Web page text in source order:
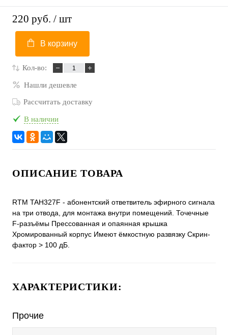
220 руб. / шт
В корзину
Кол-во:
Нашли дешевле
Рассчитать доставку
В наличии
ОПИСАНИЕ ТОВАРА
RTM TAH327F - абонентский ответвитель эфирного сигнала
на три отвода, для монтажа внутри помещений. Точечные
F-разъёмы Прессованная и опаянная крышка
Хромированный корпус Имеют ёмкостную развязку Скрин-
фактор > 100 дБ.
ХАРАКТЕРИСТИКИ:
Прочие